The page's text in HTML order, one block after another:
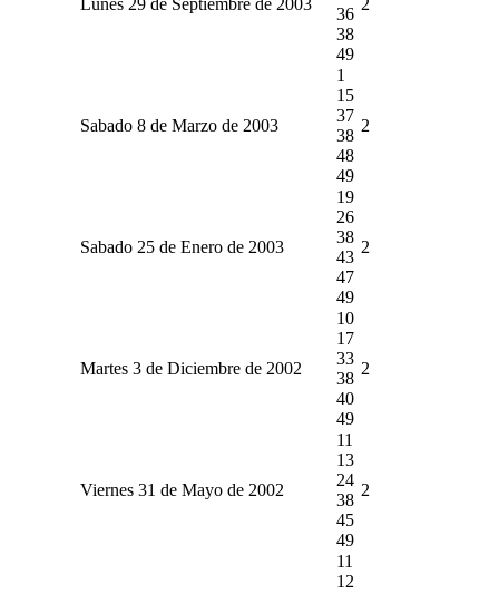
36
38
49
Sabado 8 de Marzo de 2003
1
15
37
38
48
49
2
Sabado 25 de Enero de 2003
19
26
38
43
47
49
2
Martes 3 de Diciembre de 2002
10
17
33
38
40
49
2
Viernes 31 de Mayo de 2002
11
13
24
38
45
49
2
11
12